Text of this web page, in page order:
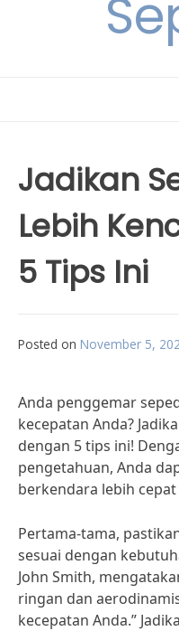
Jadikan
Lebih
5 Tips Ini
Posted on November 5,
Anda penggemar
kecepatan Anda?
dengan 5 tips ini!
pengetahuan, Anda
berkendara lebih
Pertama-tama,
sesuai dengan
John Smith,
ringan dan
kecepatan Anda.”